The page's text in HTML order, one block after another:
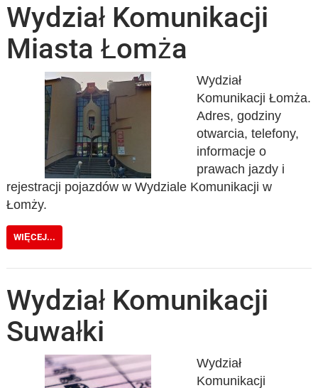
Wydział Komunikacji
Miasta Łomża
Wydział
Komunikacji Łomża.
Adres, godziny
otwarcia, telefony,
informacje o
prawach jazdy i
rejestracji pojazdów w Wydziale Komunikacji w
Łomży.
WIĘCEJ...
Wydział Komunikacji
Suwałki
Wydział
Komunikacji